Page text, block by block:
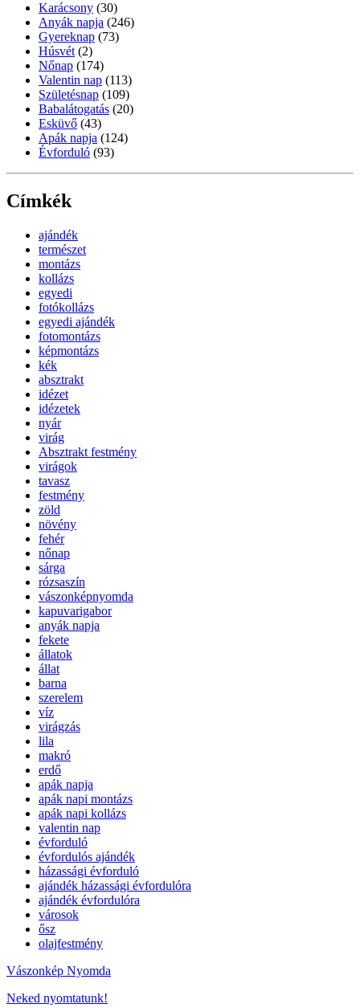
Karácsony (30)
Anyák napja (246)
Gyereknap (73)
Húsvét (2)
Nőnap (174)
Valentin nap (113)
Születésnap (109)
Babalátogatás (20)
Esküvő (43)
Apák napja (124)
Évforduló (93)
Címkék
ajándék
természet
montázs
kollázs
egyedi
fotókollázs
egyedi ajándék
fotomontázs
képmontázs
kék
absztrakt
idézet
idézetek
nyár
virág
Absztrakt festmény
virágok
tavasz
festmény
zöld
növény
fehér
nőnap
sárga
rózsaszín
vászonképnyomda
kapuvarigabor
anyák napja
fekete
állatok
állat
barna
szerelem
víz
virágzás
lila
makró
erdő
apák napja
apák napi montázs
apák napi kollázs
valentin nap
évforduló
évfordulós ajándék
házassági évforduló
ajándék házassági évfordulóra
ajándék évfordulóra
városok
ősz
olajfestmény
Vászonkép Nyomda
Neked nyomtatunk!